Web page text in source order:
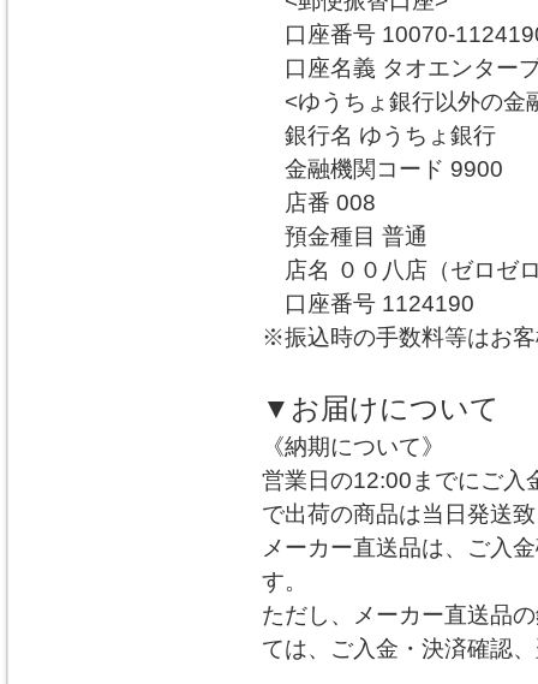
口座番号 10070-
口座名義 タオエンター
<ゆうちょ銀行以外の金
銀行名 ゆうちょ銀行
金融機関コード 9900
店番 008
預金種目 普通
店名 ００八店（ゼロゼ
口座番号 1124190
※振込時の手数料等はお
▼お届けについて
《納期について》
営業日の12:00までにご入
で出荷の商品は当日発送
メーカー直送品は、ご入
す。
ただし、メーカー直送品
ては、ご入金・決済確認